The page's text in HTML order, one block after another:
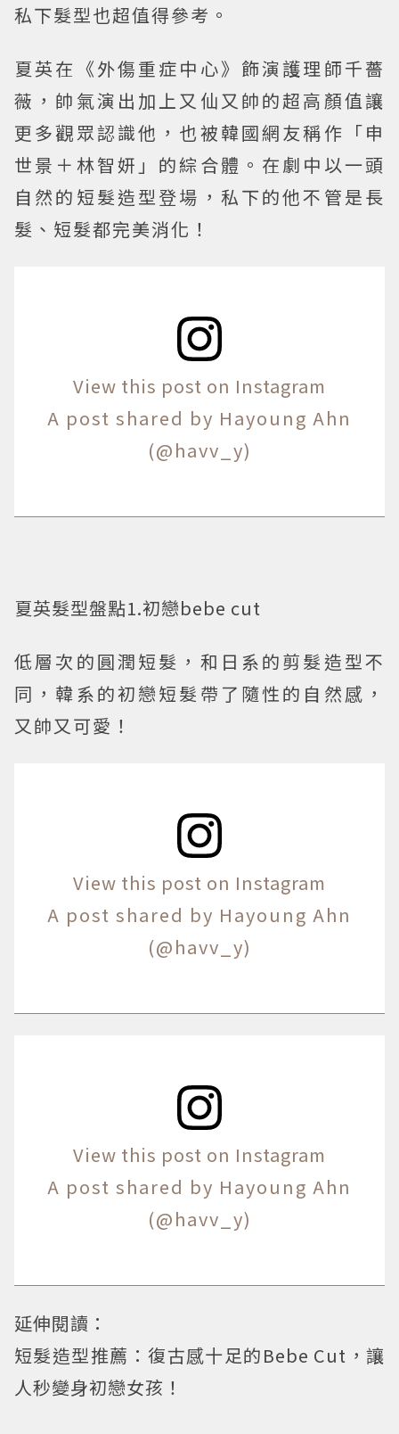
私下髮型也超值得參考。
夏英在《外傷重症中心》飾演護理師千薔
薇，帥氣演出加上又仙又帥的超高顏值讓
更多觀眾認識他，也被韓國網友稱作「申
世景＋林智妍」的綜合體。在劇中以一頭
自然的短髮造型登場，私下的他不管是長
髮、短髮都完美消化！
View this post on Instagram
A post shared by Hayoung Ahn
(@havv_y)
夏英髮型盤點1.初戀bebe cut
低層次的圓潤短髮，和日系的剪髮造型不
同，韓系的初戀短髮帶了隨性的自然感，
又帥又可愛！
View this post on Instagram
A post shared by Hayoung Ahn
(@havv_y)
View this post on Instagram
A post shared by Hayoung Ahn
(@havv_y)
延伸閱讀：
短髮造型推薦：復古感十足的Bebe Cut，讓
人秒變身初戀女孩！